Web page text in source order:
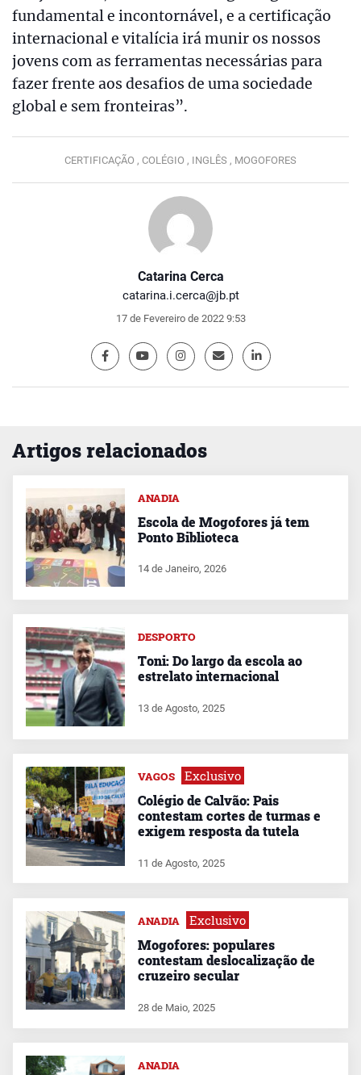
Catarina Cerca
catarina.i.cerca@jb.pt
17 de Fevereiro de 2022 9:53
fundamental e incontornável, e a certificação
internacional e vitalícia irá munir os nossos
jovens com as ferramentas necessárias para
fazer frente aos desafios de uma sociedade
global e sem fronteiras”.
CERTIFICAÇÃO , COLÉGIO , INGLÊS , MOGOFORES
Artigos relacionados
ANADIA
Escola de Mogofores já tem
Ponto Biblioteca
14 de Janeiro, 2026
DESPORTO
Toni: Do largo da escola ao
estrelato internacional
13 de Agosto, 2025
VAGOS Exclusivo
Colégio de Calvão: Pais
contestam cortes de turmas e
exigem resposta da tutela
11 de Agosto, 2025
ANADIA Exclusivo
Mogofores: populares
contestam deslocalização de
cruzeiro secular
28 de Maio, 2025
ANADIA